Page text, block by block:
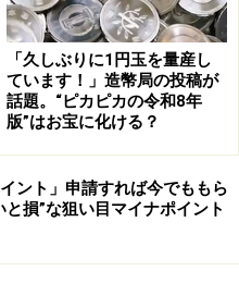
やグリーンなどパキッとし
人は肩やお腹のちょい出
体の一部を出している人
部スキニー（笑）。
も日本人ならでは。個人的
んの技術が優れているか
「久しぶりに1円玉を量産し
ています！」造幣局の投稿が
話題。“ピカピカの令和8年
版”はお宝に化ける？
ント」申請すれば今でももら
と損”な狙い目マイナポイント